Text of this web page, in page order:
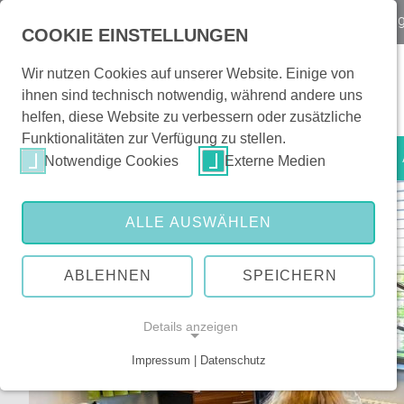
Patienten & Besucher
COOKIE EINSTELLUNGEN
Wir nutzen Cookies auf unserer Website. Einige von
ihnen sind technisch notwendig, während andere uns
helfen, diese Website zu verbessern oder zusätzliche
Funktionalitäten zur Verfügung zu stellen.
Notwendige Cookies
Externe Medien
ALLE AUSWÄHLEN
ABLEHNEN SPEICHERN
Details anzeigen
Impressum | Datenschutz